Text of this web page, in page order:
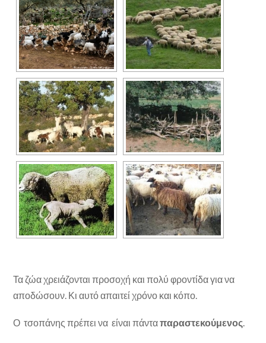
Τα ζώα χρειάζονται προσοχή και πολύ φροντίδα για να
αποδώσουν. Κι αυτό απαιτεί χρόνο και κόπο.
Ο τσοπάνης πρέπει να είναι πάνταπαραστεκούμενος